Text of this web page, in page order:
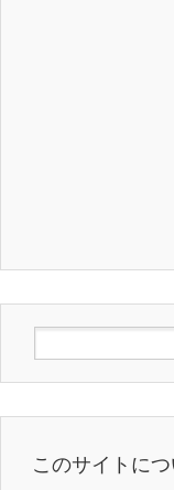
このサイトにつ